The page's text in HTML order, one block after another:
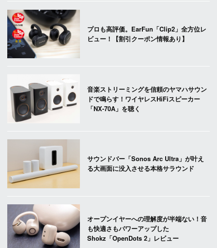
プロも高評価。EarFun「Clip2」全方位レ
ビュー！【割引クーポン情報あり】
音楽ストリーミングを信頼のヤマハサウン
ドで鳴らす！ワイヤレスHiFiスピーカー
「NX-70A」を聴く
サウンドバー「Sonos Arc Ultra」が叶え
る大画面に没入させる本格サラウンド
オープンイヤーへの理解度が半端ない！音
も快適さもパワーアップした
Shokz「OpenDots 2」レビュー